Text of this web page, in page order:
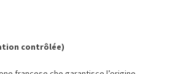
contrôlée)